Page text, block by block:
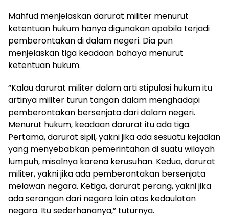
Mahfud menjelaskan darurat militer menurut
ketentuan hukum hanya digunakan apabila terjadi
pemberontakan di dalam negeri. Dia pun
menjelaskan tiga keadaan bahaya menurut
ketentuan hukum.
“Kalau darurat militer dalam arti stipulasi hukum itu
artinya militer turun tangan dalam menghadapi
pemberontakan bersenjata dari dalam negeri.
Menurut hukum, keadaan darurat itu ada tiga.
Pertama, darurat sipil, yakni jika ada sesuatu kejadian
yang menyebabkan pemerintahan di suatu wilayah
lumpuh, misalnya karena kerusuhan. Kedua, darurat
militer, yakni jika ada pemberontakan bersenjata
melawan negara. Ketiga, darurat perang, yakni jika
ada serangan dari negara lain atas kedaulatan
negara. Itu sederhananya,” tuturnya.